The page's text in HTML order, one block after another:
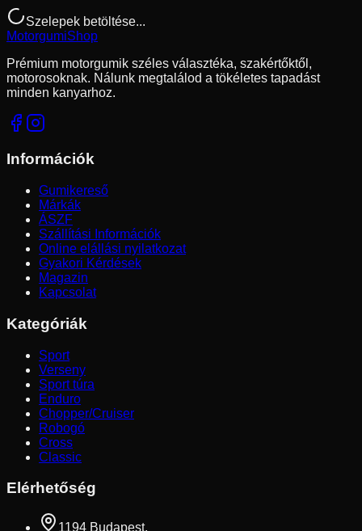
Szelepek betöltése...
MotorgumiShop
Prémium motorgumik széles választéka, szakértőktől,
motorosoknak. Nálunk megtalálod a tökéletes tapadást
minden kanyarhoz.
Információk
Gumikereső
Márkák
ÁSZF
Szállítási Információk
Online elállási nyilatkozat
Gyakori Kérdések
Magazin
Kapcsolat
Kategóriák
Sport
Verseny
Sport túra
Enduro
Chopper/Cruiser
Robogó
Cross
Classic
Elérhetőség
1194 Budapest,